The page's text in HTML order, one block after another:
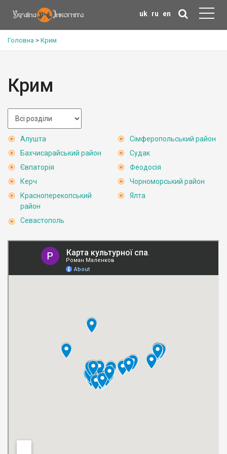
uk ru en
Головна > Крим
Крим
Алушта
Бахчисарайський район
Євпаторія
Керч
Красноперекопський
район
Севастополь
Сімферопольський район
Судак
Феодосія
Чорноморський район
Ялта